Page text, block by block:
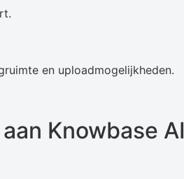
en uploadmogelijkheden.
Knowbase AI